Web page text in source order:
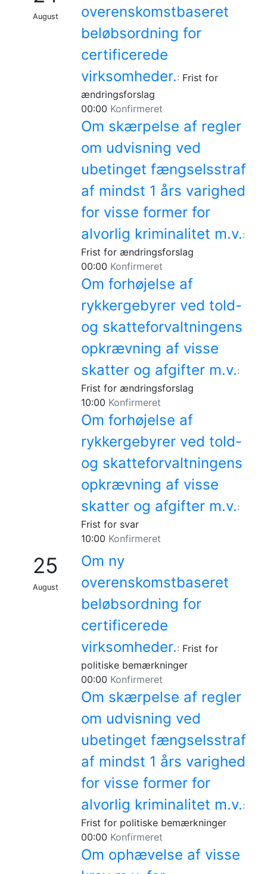
August
overenskomstbaseret
beløbsordning for
certificerede
virksomheder.: Frist for
ændringsforslag
00:00 Konfirmeret
Om skærpelse af regler
om udvisning ved
ubetinget fængselsstraf
af mindst 1 års varighed
for visse former for
alvorlig kriminalitet m.v.:
Frist for ændringsforslag
00:00 Konfirmeret
Om forhøjelse af
rykkergebyrer ved told-
og skatteforvaltningens
opkrævning af visse
skatter og afgifter m.v.:
Frist for ændringsforslag
10:00 Konfirmeret
Om forhøjelse af
rykkergebyrer ved told-
og skatteforvaltningens
opkrævning af visse
skatter og afgifter m.v.:
Frist for svar
10:00 Konfirmeret
25
August
Om ny
overenskomstbaseret
beløbsordning for
certificerede
virksomheder.: Frist for
politiske bemærkninger
00:00 Konfirmeret
Om skærpelse af regler
om udvisning ved
ubetinget fængselsstraf
af mindst 1 års varighed
for visse former for
alvorlig kriminalitet m.v.:
Frist for politiske bemærkninger
00:00 Konfirmeret
Om ophævelse af visse